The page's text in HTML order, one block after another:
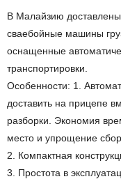
В Малайзию доставлены
сваебойные машины
оснащенные
транспортировки.
Особенности: 1.
доставить на прицепе
разборки. Экономия
место и упрощение
2. Компактная
3. Простота в